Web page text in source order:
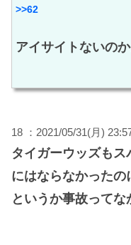
>>62
アイサイトないのか
18 ：2021/05/31(月)
タイガーウッズも
にはならなかったの
というか事故ってな